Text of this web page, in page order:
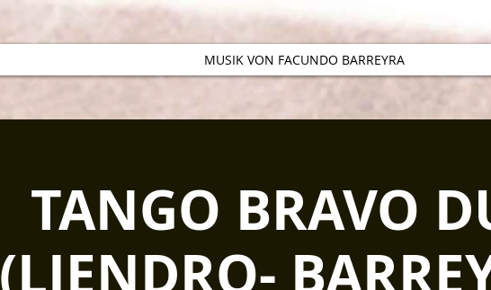
MUSIK VON FACUNDO BARREYRA
TANGO BRAVO
(LIENDRO-